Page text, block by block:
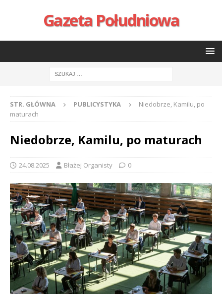
Gazeta Południowa
STR. GŁÓWNA PUBLICYSTYKA
Niedobrze, Kamilu, po
maturach
Niedobrze, Kamilu, po maturach
24.08.2025 Błażej Organisty 0